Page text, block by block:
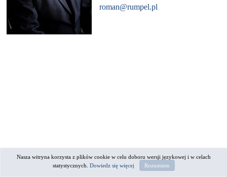
roman@rumpel.pl
Nasza witryna korzysta z plików cookie w celu doboru wersji językowej i w celach
statystycznych.Dowiedz się więcej Rozumiem